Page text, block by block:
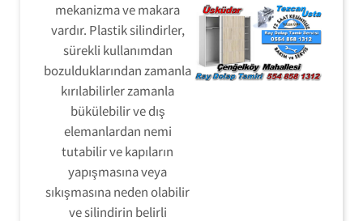
mekanizma ve makara
vardır. Plastik silindirler,
sürekli kullanımdan
bozulduklarından zamanla
kırılabilirler zamanla
bükülebilir ve dış
elemanlardan nemi
tutabilir ve kapıların
yapışmasına veya
sıkışmasına neden olabilir
ve silindirin belirli